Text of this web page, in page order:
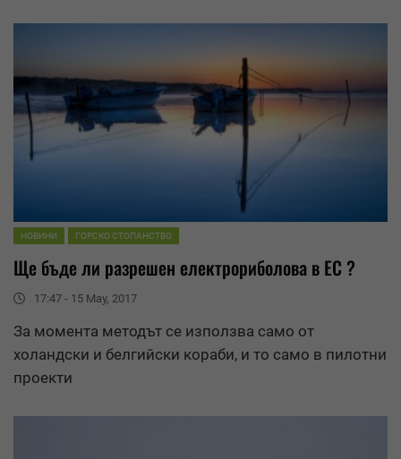
НОВИНИ ГОРСКО СТОПАНСТВО
Ще бъде ли разрешен електрориболова в ЕС ?
17:47 - 15 May, 2017
За момента методът се използва само от
холандски и белгийски кораби, и то само в пилотни
проекти